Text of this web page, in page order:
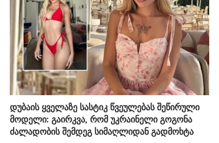
დუბაის ყველაზე სასტიკ წვეულებას შეწირული
მოდელი: გაირკვა, რომ უკრაინელი გოგონა
ძალადობის შემდეგ სიმაღლიდან გადმოხტა